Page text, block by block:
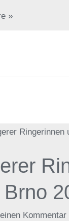
»
Brno
Kommentar